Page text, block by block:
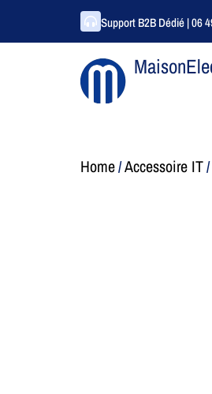
Support B2B Dédié | 06
Home/Accessoire IT